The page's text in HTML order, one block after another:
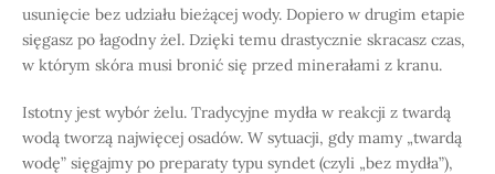
usunięcie bez udziału bieżącej wody. Dopiero w drugim etapie
sięgasz po łagodny żel. Dzięki temu drastycznie skracasz czas,
w którym skóra musi bronić się przed minerałami z kranu.
Istotny jest wybór żelu. Tradycyjne mydła w reakcji z twardą
wodą tworzą najwięcej osadów. W sytuacji, gdy mamy „twardą
wodę” sięgajmy po preparaty typu syndet (czyli „bez mydła”),